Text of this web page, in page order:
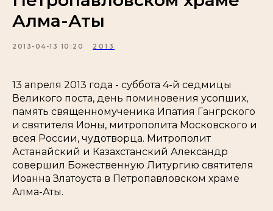
Алма-Аты
2013-04-13 10:20 2013
13 апреля 2013 года - суббота 4-й седмицы
Великого поста, день поминовения усопших,
память священномученика Ипатия Гангрского
и святителя Ионы, митрополита Московского и
всея России, чудотворца. Митрополит
Астанайский и Казахстанский Александр
совершил Божественную Литургию святителя
Иоанна Златоуста в Петропавловском храме
Алма-Аты.